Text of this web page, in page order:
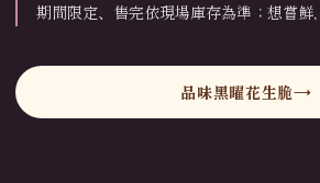
期間限定、售完依現場庫存為準；想嘗鮮
品味黑曜花生脆